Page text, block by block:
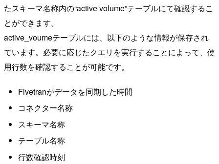
たスキーマ名称内の“active volume”テーブルにて確認するこ
とができます。
active_voumeテーブルには、以下のような情報が保存され
ています。必要に応じたクエリを実行することによって、使
用行数を確認することが可能です。
Fivetranがデータを同期した時間
コネクター名称
スキーマ名称
テーブル名称
行数確認時刻